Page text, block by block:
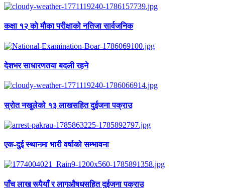
कक्षा १२ को मौका परीक्षाको नतिजा सार्वजनिक
देशभर साधारणतया बदली रहने
स्रोत नखुलेको १३ लाखसहित दुईजना पक्राउ
एक-दुई स्थानमा भारी वर्षाको सम्भावना
पाँच लाख रूपैयाँ र लागुऔषधसहित दुईजना पक्राउ